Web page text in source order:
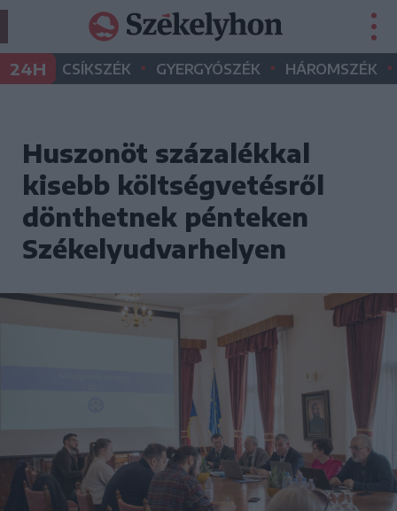
24H CSÍKSZÉK • GYERGYÓSZÉK • HÁROMSZÉK •
Huszonöt százalékkal
kisebb költségvetésről
dönthetnek pénteken
Székelyudvarhelyen